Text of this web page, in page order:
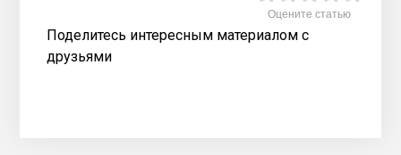
Оцените статью
Поделитесь интересным материалом с
друзьями